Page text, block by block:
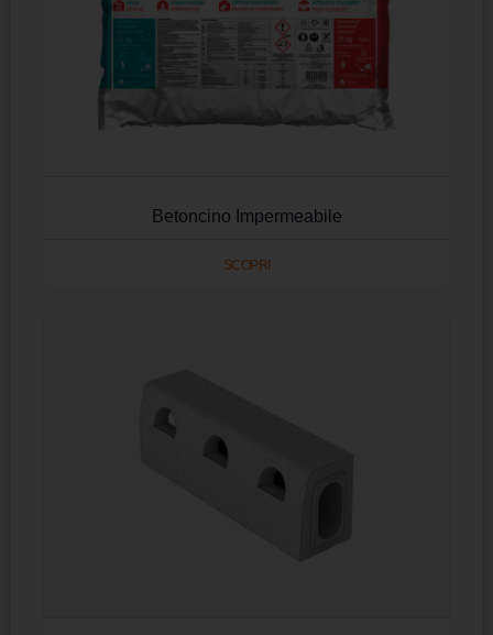
Betoncino Impermeabile
SCOPRI